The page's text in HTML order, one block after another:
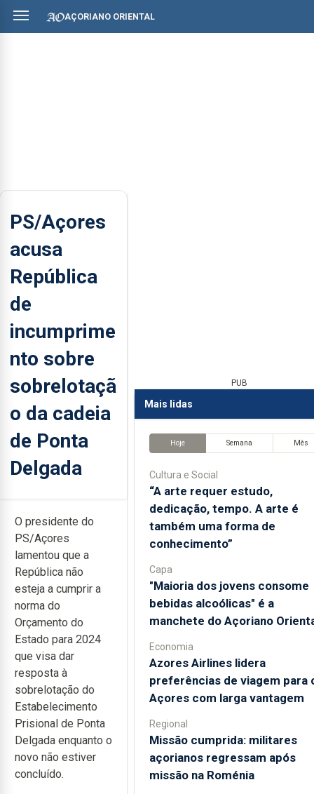
AÇORIANO ORIENTAL
PS/Açores
acusa
República
de
incumprime
nto sobre
sobrelotaçã
o da cadeia
de Ponta
Delgada
O presidente do
PS/Açores
lamentou que a
República não
esteja a cumprir a
norma do
Orçamento do
Estado para 2024
que visa dar
resposta à
sobrelotação do
Estabelecimento
Prisional de Ponta
Delgada enquanto o
novo não estiver
concluído.
PUB
Mais lidas
Hoje Semana Mês
Cultura e Social
“A arte requer estudo,
dedicação, tempo. A arte é
também uma forma de
conhecimento”
Capa
"Maioria dos jovens consome
bebidas alcoólicas" é a
manchete do Açoriano
Economia
Azores Airlines lidera
preferências de viagem para
Açores com larga vantagem
Regional
Missão cumprida: militares
açorianos regressam após
missão na Roménia